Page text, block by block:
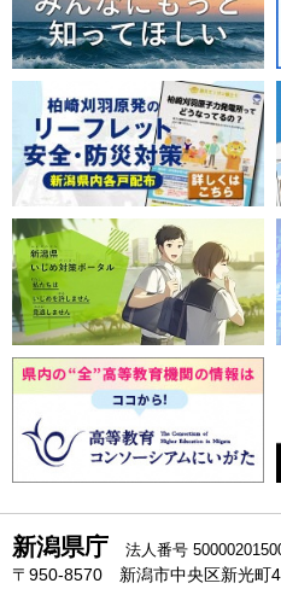
新潟県庁 法人番号
〒950-8570 新潟市中央区新光町